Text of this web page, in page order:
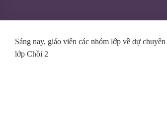
Sáng nay, giáo viên các nhóm lớp về dự
lớp Chồi 2